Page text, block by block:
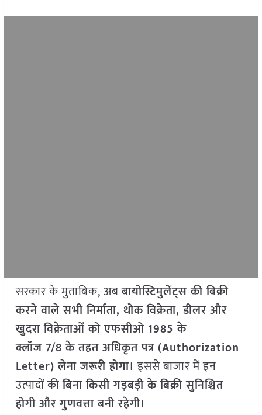
सरकार के मुताबिक, अबबायोस्टिमुलेंट्स की बिक्री
करने वाले सभी निर्माता, थोक विक्रेता,डीलर और
खुदरा विक्रेताओं को एफसीओ 1985के
क्लॉज 7/8के तहत अधिकृत पत्र (Authorization
Letter)लेना जरूरी होगा। इससे बाजार में इन
उत्पादों कीबिना किसी गड़बड़ी के बिक्री सुनिश्चित
होगी और गुणवत्ता बनी रहेगी।